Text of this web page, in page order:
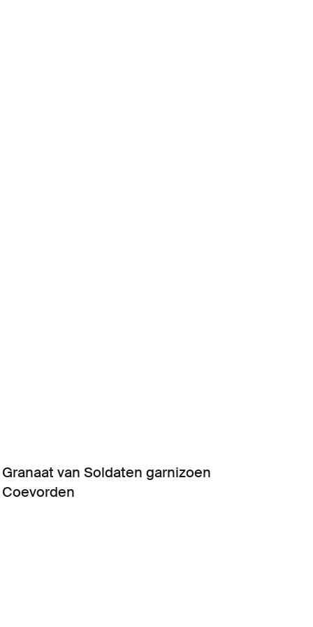
Granaat van Soldaten garnizoen
Coevorden